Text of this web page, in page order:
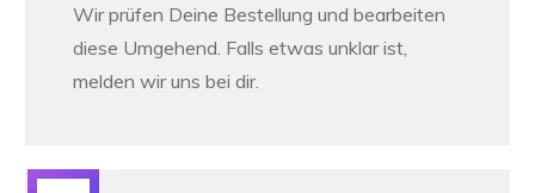
Wir prüfen Deine Bestellung und bearbeiten
diese Umgehend. Falls etwas unklar ist,
melden wir uns bei dir.